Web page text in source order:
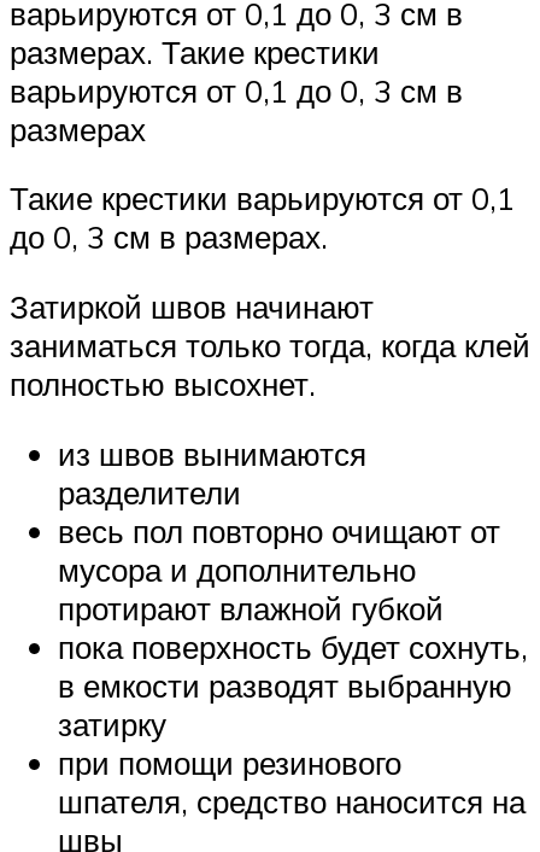
варьируются от 0,1 до 0, 3 см в
размерах. Такие крестики
варьируются от 0,1 до 0, 3 см в
размерах
Такие крестики варьируются от 0,1
до 0, 3 см в размерах.
Затиркой швов начинают
заниматься только тогда, когда клей
полностью высохнет.
из швов вынимаются
разделители
весь пол повторно очищают от
мусора и дополнительно
протирают влажной губкой
пока поверхность будет сохнуть,
в емкости разводят выбранную
затирку
при помощи резинового
шпателя, средство наносится на
швы